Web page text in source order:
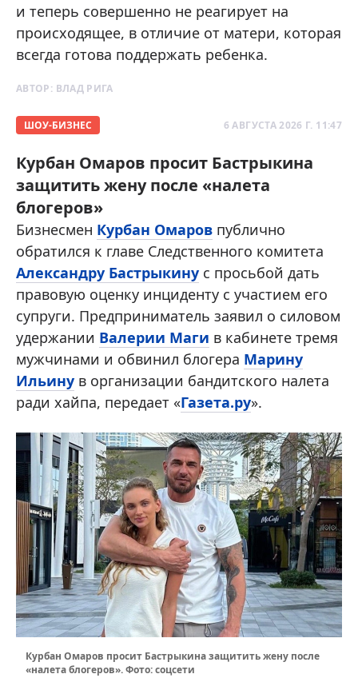
и теперь совершенно не реагирует на
происходящее, в отличие от матери, которая
всегда готова поддержать ребенка.
АВТОР: ВЛАД РИГА
ШОУ-БИЗНЕС 6 АВГУСТА 2026 Г. 11:47
Курбан Омаров просит Бастрыкина
защитить жену после «налета
блогеров»
Бизнесмен Курбан Омаров публично
обратился к главе Следственного комитета
Александру Бастрыкину с просьбой дать
правовую оценку инциденту с участием его
супруги. Предприниматель заявил о силовом
удержании Валерии Маги в кабинете тремя
мужчинами и обвинил блогера Марину
Ильину в организации бандитского налета
ради хайпа, передает «Газета.ру».
Курбан Омаров просит Бастрыкина защитить жену после
«налета блогеров». Фото: соцсети